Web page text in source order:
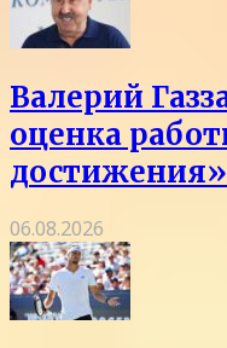
Валерий
оценка
достижения»
06.08.2026